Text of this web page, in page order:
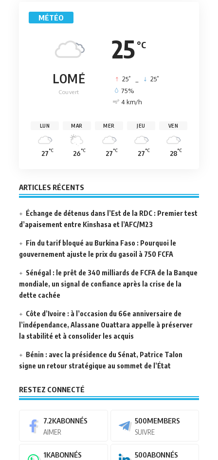
MÉTÉO
25 °C
LOMÉ
Couvert
25° 25°
75%
4 km/h
LUN
27°C
MAR
26°C
MER
27°C
JEU
27°C
VEN
28°C
ARTICLES RÉCENTS
Échange de détenus dans l’Est de la RDC : Premier test
d’apaisement entre Kinshasa et l’AFC/M23
Fin du tarif bloqué au Burkina Faso : Pourquoi le
gouvernement ajuste le prix du gasoil à 750 FCFA
Sénégal : le prêt de 340 milliards de FCFA de la Banque
mondiale, un signal de confiance après la crise de la
dette cachée
Côte d’Ivoire : à l’occasion du 66e anniversaire de
l’indépendance, Alassane Ouattara appelle à préserver
la stabilité et à consolider les acquis
Bénin : avec la présidence du Sénat, Patrice Talon
signe un retour stratégique au sommet de l’État
RESTEZ CONNECTÉ
7.2KABONNÉS
AIMER
500MEMBERS
SUIVRE
1KABONNÉS 500ABONNÉS